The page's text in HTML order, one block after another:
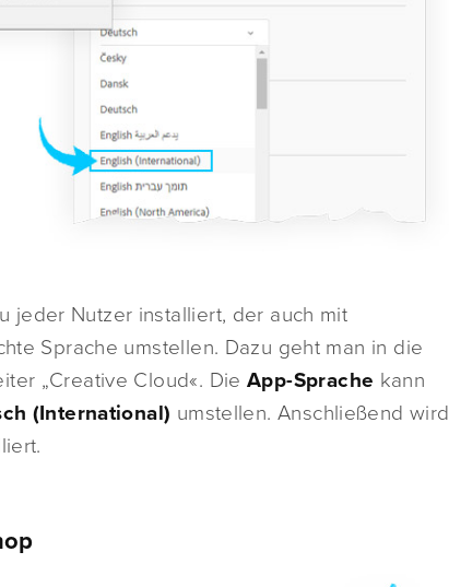
jeder Nutzer installiert, der auch mit
Sprache umstellen. Dazu geht man in die
„Creative Cloud«. DieApp-Sprache kann
(International) umstellen. Anschließend wird